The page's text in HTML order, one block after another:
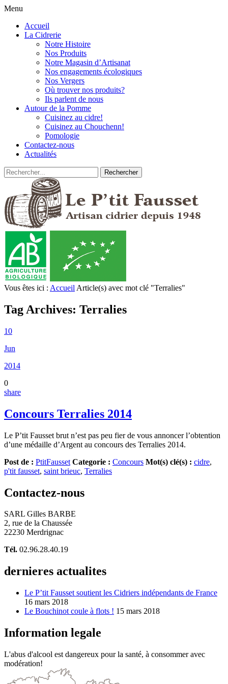
Menu
Accueil
La Cidrerie
Notre Histoire
Nos Produits
Notre Magasin d’Artisanat
Nos engagements écologiques
Nos Vergers
Où trouver nos produits?
Ils parlent de nous
Autour de la Pomme
Cuisinez au cidre!
Cuisinez au Chouchenn!
Pomologie
Contactez-nous
Actualités
Vous êtes ici : Accueil Article(s) avec mot clé "Terralies"
Tag Archives: Terralies
10
Jun
2014
0
share
Concours Terralies 2014
Le P’tit Fausset brut n’est pas peu fier de vous annoncer l’obtention
d’une médaille d’Argent au concours des Terralies 2014.
Post de : PtitFausset Categorie : Concours Mot(s) clé(s) : cidre,
p'tit fausset, saint brieuc, Terralies
Contactez-nous
SARL Gilles BARBE
2, rue de la Chaussée
22230 Merdrignac
Tél. 02.96.28.40.19
dernieres actualites
Le P’tit Fausset soutient les Cidriers indépendants de France
16 mars 2018
Le Bouchinot coule à flots ! 15 mars 2018
Information legale
L'abus d'alcool est dangereux pour la santé, à consommer avec
modération!